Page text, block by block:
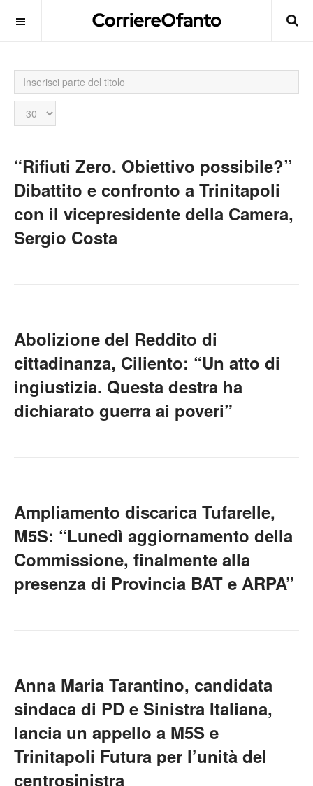
Inserisci
parte
del
titolo
Visualizza
n.
“Rifiuti Zero. Obiettivo possibile?”
Dibattito e confronto a Trinitapoli
con il vicepresidente della Camera,
Sergio Costa
Abolizione del Reddito di
cittadinanza, Ciliento: “Un atto di
ingiustizia. Questa destra ha
dichiarato guerra ai poveri”
Ampliamento discarica Tufarelle,
M5S: “Lunedì aggiornamento della
Commissione, finalmente alla
presenza di Provincia BAT e ARPA”
Anna Maria Tarantino, candidata
sindaca di PD e Sinistra Italiana,
lancia un appello a M5S e
Trinitapoli Futura per l’unità del
centrosinistra